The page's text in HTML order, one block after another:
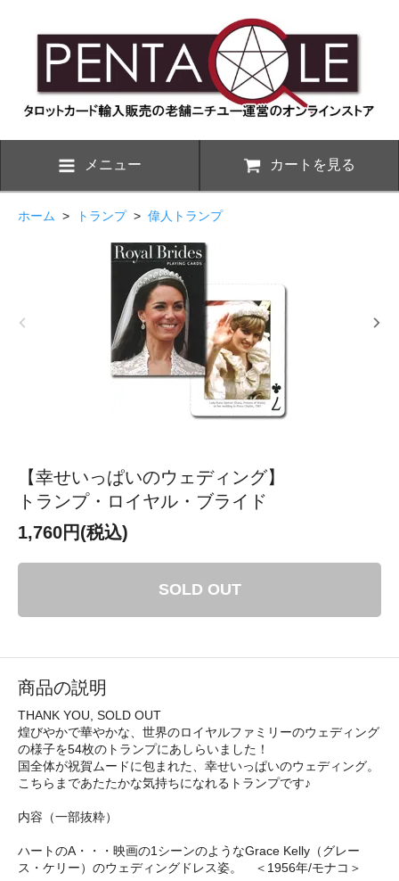
メニュー カートを見る
ホーム > トランプ> 偉人トランプ
【幸せいっぱいのウェディング】
トランプ・ロイヤル・ブライド
1,760円(税込)
SOLD OUT
商品の説明
THANK YOU, SOLD OUT
煌びやかで華やかな、世界のロイヤルファミリーのウェディング
の様子を54枚のトランプにあしらいました！
国全体が祝賀ムードに包まれた、幸せいっぱいのウェディング。
こちらまであたたかな気持ちになれるトランプです♪
内容（一部抜粋）
ハートのA・・・映画の1シーンのようなGrace Kelly（グレー
ス・ケリー）のウェディングドレス姿。 ＜1956年/モナコ＞